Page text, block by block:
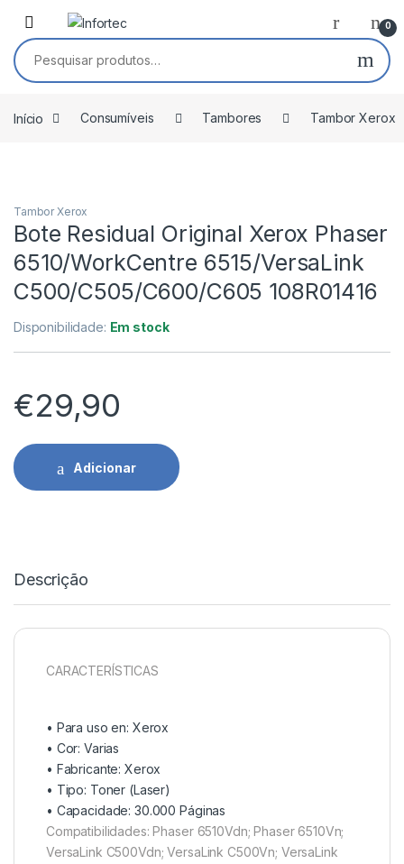
Saltar para navegação
Pular para o conteúdo
0
Pesquisar por:
Início Consumíveis Tambores Tambor Xerox
Tambor Xerox
Bote Residual Original Xerox Phaser
6510/WorkCentre 6515/VersaLink
C500/C505/C600/C605 108R01416
Disponibilidade: Em stock
€29,90
Adicionar
Descrição
CARACTERÍSTICAS
• Para uso en: Xerox
• Cor:Varias
• Fabricante:Xerox
• Tipo: Toner (Laser)
• Capacidade:30.000 Páginas
Compatibilidades: Phaser 6510Vdn; Phaser 6510Vn;
VersaLink C500Vdn; VersaLink C500Vn; VersaLink